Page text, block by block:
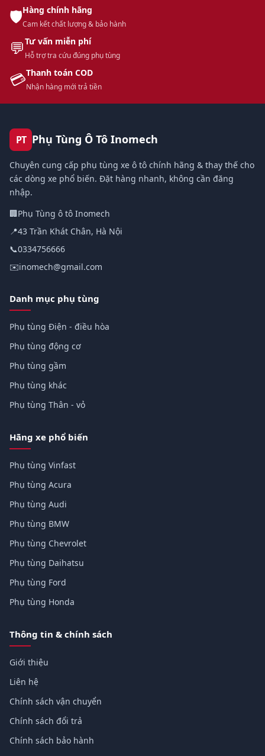
🛡️Hàng chính hãng
Cam kết chất lượng & bảo hành
💬Tư vấn miễn phí
Hỗ trợ tra cứu đúng phụ tùng
💳Thanh toán COD
Nhận hàng mới trả tiền
PT Phụ Tùng Ô Tô Inomech
Chuyên cung cấp phụ tùng xe ô tô chính hãng & thay thế cho
các dòng xe phổ biến. Đặt hàng nhanh, không cần đăng
nhập.
🏢Phụ Tùng ô tô Inomech
📍43 Trần Khát Chân, Hà Nội
📞0334756666
✉️inomech@gmail.com
Danh mục phụ tùng
Phụ tùng Điện - điều hòa
Phụ tùng động cơ
Phụ tùng gầm
Phụ tùng khác
Phụ tùng Thân - vỏ
Hãng xe phổ biến
Phụ tùng Vinfast
Phụ tùng Acura
Phụ tùng Audi
Phụ tùng BMW
Phụ tùng Chevrolet
Phụ tùng Daihatsu
Phụ tùng Ford
Phụ tùng Honda
Thông tin & chính sách
Giới thiệu
Liên hệ
Chính sách vận chuyển
Chính sách đổi trả
Chính sách bảo hành